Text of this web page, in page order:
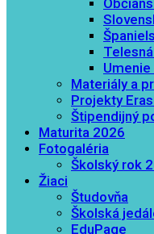
Materiály a
Projekty
Štipendijný
Maturita 2026
Fotogaléria
Školský rok
Žiaci
Študovňa
Školská
EduPage